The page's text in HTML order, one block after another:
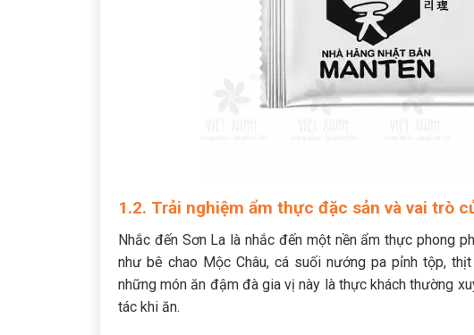
1.2. Trải nghiệm ẩm thực đặc sản và vai trò
Nhắc đến Sơn La là nhắc đến một nền ẩm thực phong
như bê chao Mộc Châu, cá suối nướng pa pỉnh tộp,
những món ăn đậm đà gia vị này là thực khách thường
tác khi ăn.